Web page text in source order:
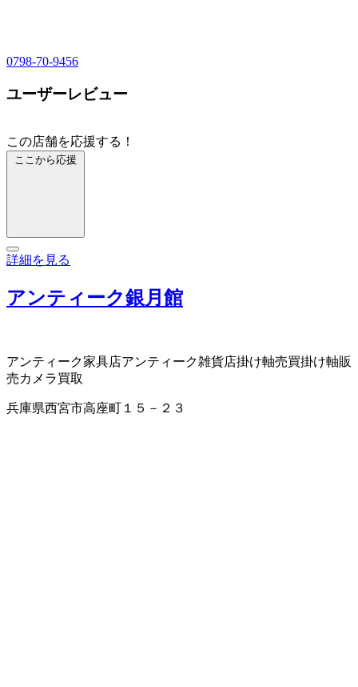
0798-70-9456
ユーザーレビュー
この店舗を応援する！
ここから応援
詳細を見る
アンティーク銀月館
アンティーク家具店アンティーク雑貨店掛け軸売買掛け軸販
売カメラ買取
兵庫県西宮市高座町１５－２３